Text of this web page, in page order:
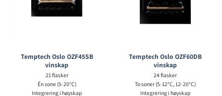
Temptech Oslo OZF45SB
vinskap
21 flasker
Én sone (5-20°C)
Integrering i høyskap
Temptech Oslo OZF60DB
vinskap
24 flasker
To soner (5-12°C, 12-20°C)
Integrering i høyskap